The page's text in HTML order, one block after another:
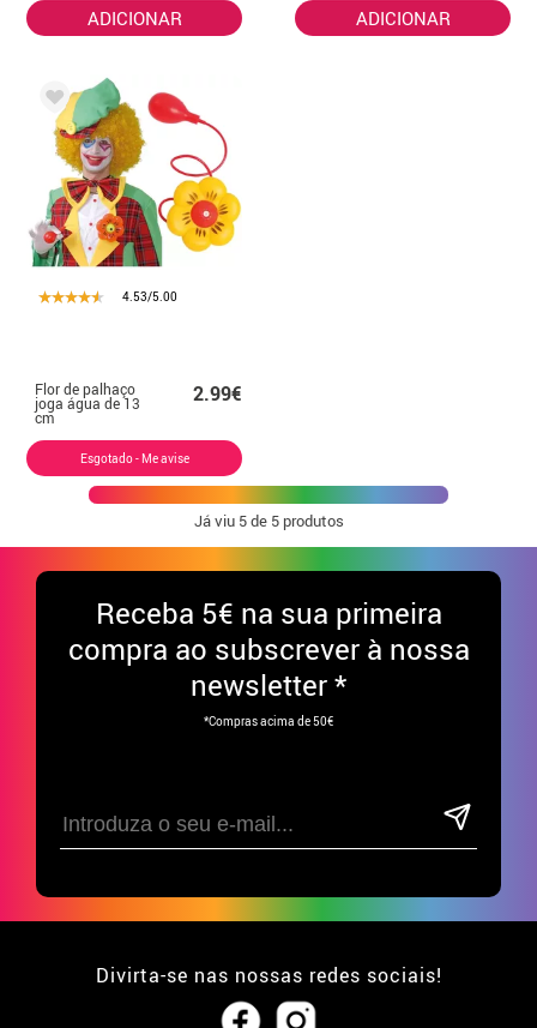
ADICIONAR ADICIONAR
4.53/5.00
Flor de palhaço
joga água de 13
cm
2.99€
Esgotado - Me avise
Já viu 5de 5 produtos
Receba 5€ na sua primeira
compra ao subscrever à nossa
newsletter *
*Compras acima de 50€
Divirta-se nas nossas redes sociais!